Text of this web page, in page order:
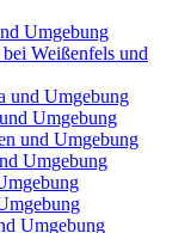
Umgebung
Weißenfels und
und Umgebung
Umgebung
und Umgebung
Umgebung
Umgebung